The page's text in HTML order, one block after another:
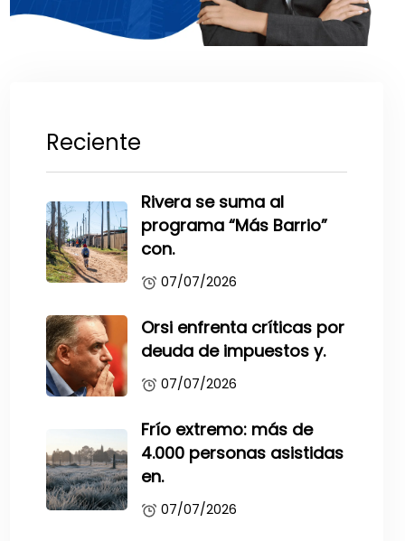
Reciente
Rivera se suma al
programa “Más Barrio”
con.
07/07/2026
Orsi enfrenta críticas por
deuda de impuestos y.
07/07/2026
Frío extremo: más de
4.000 personas asistidas
en.
07/07/2026